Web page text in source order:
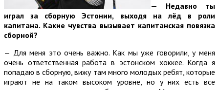
— Недавно ты
играл за сборную Эстонии, выходя на лёд в роли
капитана. Какие чувства вызывает капитанская повязка
сборной?
— Для меня это очень важно. Как мы уже говорили, у меня
очень ответственная работа в эстонском хоккее. Когда я
попадаю в сборную, вижу там много молодых ребят, которые
играют не на таком высоком уровне, но у них есть все